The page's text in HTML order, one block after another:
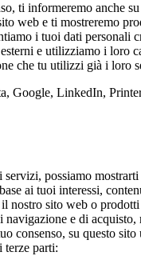
ti informeremo anche
web e ti mostreremo
i tuoi dati personali
e utilizziamo i loro
che tu utilizzi già i loro
Google, LinkedIn,
servizi, possiamo
ai tuoi interessi,
nostro sito web o
navigazione e di acquisto,
consenso, su questo
terze parti: